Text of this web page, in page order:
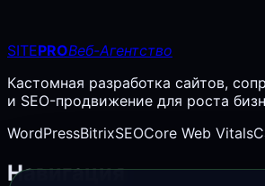
SITEPROВеб-Агентство
Кастомная разработка сайтов,
и SEO-продвижение для роста
WordPressBitrixSEOCore Web Vitals
Навигация